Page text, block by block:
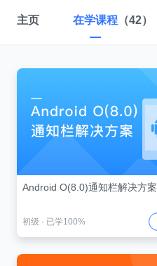
主页 在学课程 （42）
Android O(8.0)通知栏解决方案
初级 · 已学100%